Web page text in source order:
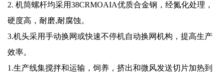
2. 机筒螺杆均采用38CRMOAIA优质合金钢，经氮化处理，
硬度高，耐磨,耐腐蚀。
3.机头采用手动换网或快速不停机自动换网机构，提高生产
效率。
1.生产线集搅拌和运输，饲养，挤出和微风发送切片加热到